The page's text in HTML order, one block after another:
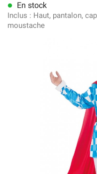
(1
lens En stock
Inclus : Haut, pantalon,
moustache